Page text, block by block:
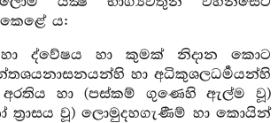
ය:
හා ද්වේෂය හා කුමක් නිදාන කොට
හා අධිකුශලධර්‍මයන්හි
හා (පස්කම් ගුණෙහි ඇල්ම වූ)
ත්‍රාසය වූ) ලොමුදහගැණීම් හා කොයින්